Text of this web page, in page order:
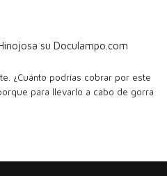
su Doculampo.com
¿Cuánto podrías cobrar por este
para llevarlo a cabo de gorra